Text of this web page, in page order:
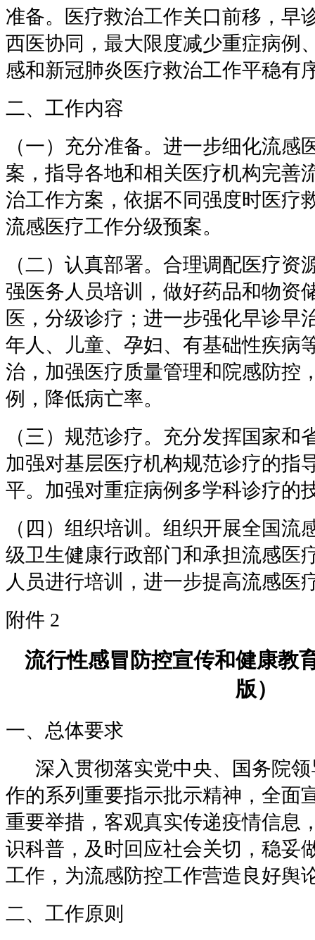
准备。医疗救治工作关口前移，早
西医协同，最大限度减少重症病例
感和新冠肺炎医疗救治工作平稳有
二、工作内容
（一）充分准备。进一步细化流感
案，指导各地和相关医疗机构完善
治工作方案，依据不同强度时医疗
流感医疗工作分级预案。
（二）认真部署。合理调配医疗资
强医务人员培训，做好药品和物资
医，分级诊疗；进一步强化早诊早
年人、儿童、孕妇、有基础性疾病
治，加强医疗质量管理和院感防控
例，降低病亡率。
（三）规范诊疗。充分发挥国家和
加强对基层医疗机构规范诊疗的指
平。加强对重症病例多学科诊疗的
（四）组织培训。组织开展全国流
级卫生健康行政部门和承担流感医
人员进行培训，进一步提高流感医
附件 2
流行性感冒防控宣传和健康教
版）
一、总体要求
深入贯彻落实党中央、国务院领
作的系列重要指示批示精神，全面
重要举措，客观真实传递疫情信息
识科普，及时回应社会关切，稳妥
工作，为流感防控工作营造良好舆
二、工作原则